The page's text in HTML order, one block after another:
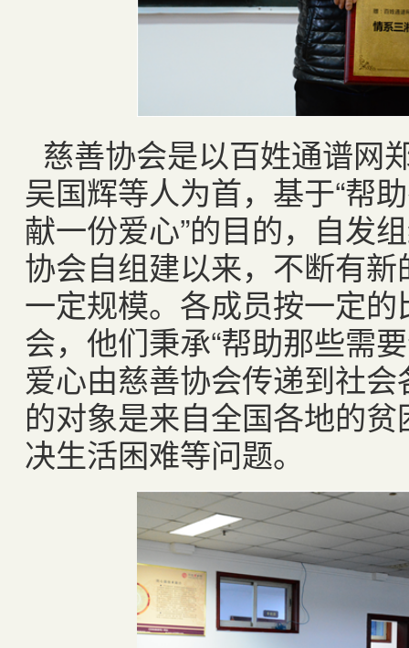
慈善协会是以百姓通谱网
吴国辉等人为首，基于“帮
献一份爱心”的目的，自发
协会自组建以来，不断有
一定规模。各成员按一定
会，他们秉承“帮助那些需
爱心由慈善协会传递到社
的对象是来自全国各地的
决生活困难等问题。